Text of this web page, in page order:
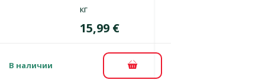
кг
Цена
15,99 €
В наличии В корзину